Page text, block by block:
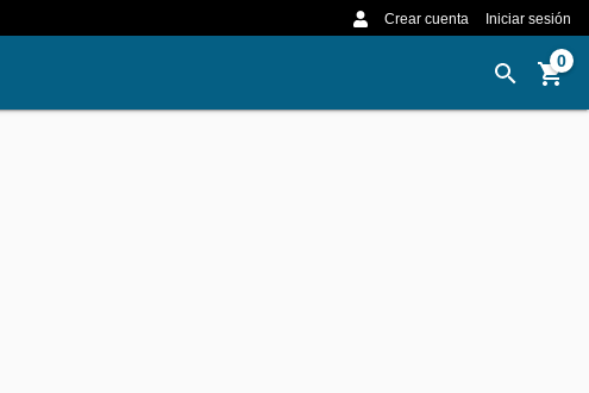
Crear cuenta Iniciar sesión
0